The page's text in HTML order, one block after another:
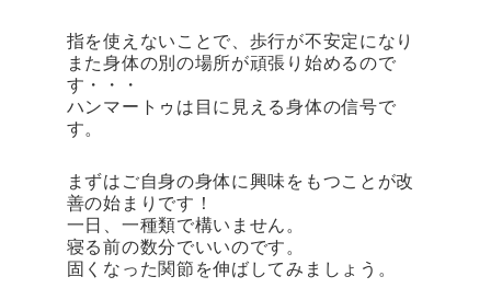
指を使えないことで、歩行が不安定になり
また身体の別の場所が頑張り始めるので
す・・・
ハンマートゥは目に見える身体の信号で
す。
まずはご自身の身体に興味をもつことが改
善の始まりです！
一日、一種類で構いません。
寝る前の数分でいいのです。
固くなった関節を伸ばしてみましょう。